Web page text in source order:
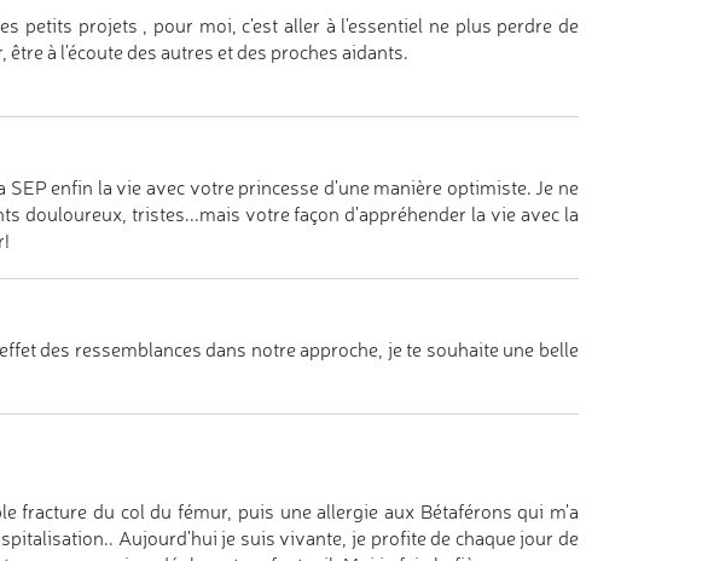
petits projets , pour moi, c'est aller à l'essentiel ne plus perdre de
à l'écoute des autres et des proches aidants.
enfin la vie avec votre princesse d'une manière optimiste. Je ne
douloureux, tristes...mais votre façon d'appréhender la vie avec la
des ressemblances dans notre approche, je te souhaite une belle
fracture du col du fémur, puis une allergie aux Bétaférons qui m'a
Aujourd'hui je suis vivante, je profite de chaque jour de